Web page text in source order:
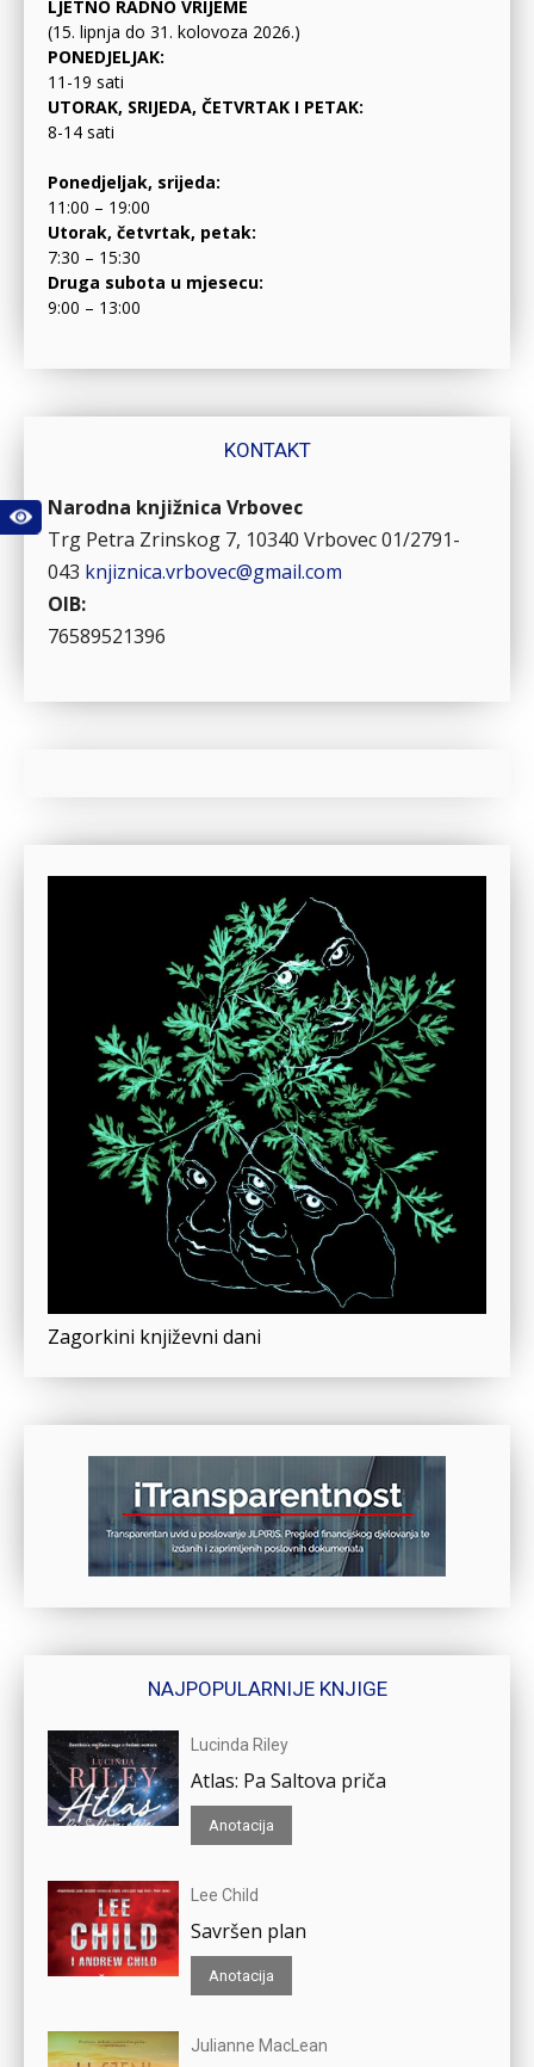
LJETNO RADNO VRIJEME
(15. lipnja do 31. kolovoza 2026.)
PONEDJELJAK:
11-19 sati
UTORAK, SRIJEDA, ČETVRTAK I PETAK:
8-14 sati
Ponedjeljak, srijeda:
11:00 – 19:00
Utorak, četvrtak, petak:
7:30 – 15:30
Druga subota u mjesecu:
9:00 – 13:00
KONTAKT
Narodna knjižnica Vrbovec
Trg Petra Zrinskog 7, 10340 Vrbovec01/2791-
043 knjiznica.vrbovec@gmail.com
OIB:
76589521396
Zagorkini književni dani
NAJPOPULARNIJE KNJIGE
Lucinda Riley
Atlas: Pa Saltova priča
Anotacija
Lee Child
Savršen plan
Anotacija
Julianne MacLean